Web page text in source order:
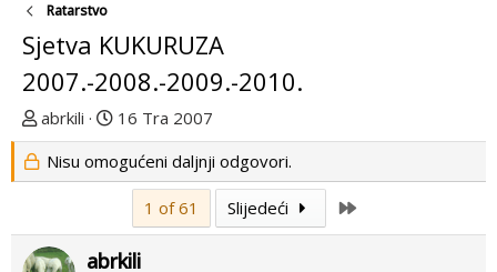
Ratarstvo
Sjetva KUKURUZA
2007.-2008.-2009.-2010.
T
e
m
o
k
abrkili
D
a
t
p
r
16 Tra 2007
Nisu omogućeni daljnji odgovori.
1 of 61 Slijedeći
abrkili